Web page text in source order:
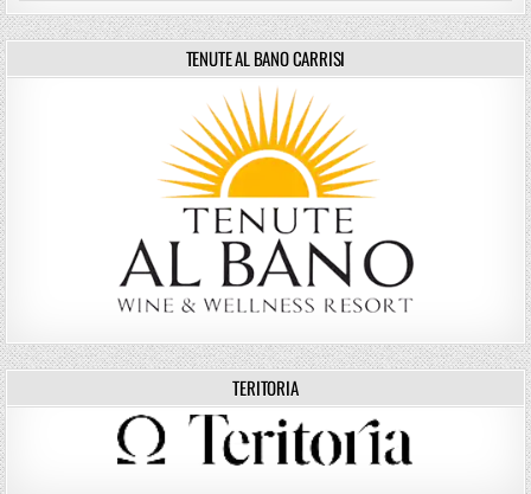
TENUTE AL BANO CARRISI
TERITORIA